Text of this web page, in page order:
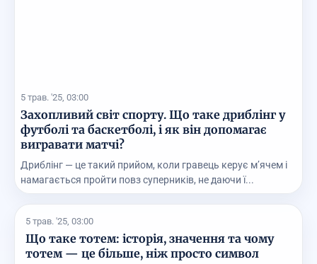
5 трав. '25, 03:00
Захопливий світ спорту. Що таке дриблінг у
футболі та баскетболі, і як він допомагає
вигравати матчі?
Дриблінг — це такий прийом, коли гравець керує м’ячем і
намагається пройти повз суперників, не даючи ї...
5 трав. '25, 03:00
Що таке тотем: історія, значення та чому
тотем — це більше, ніж просто символ